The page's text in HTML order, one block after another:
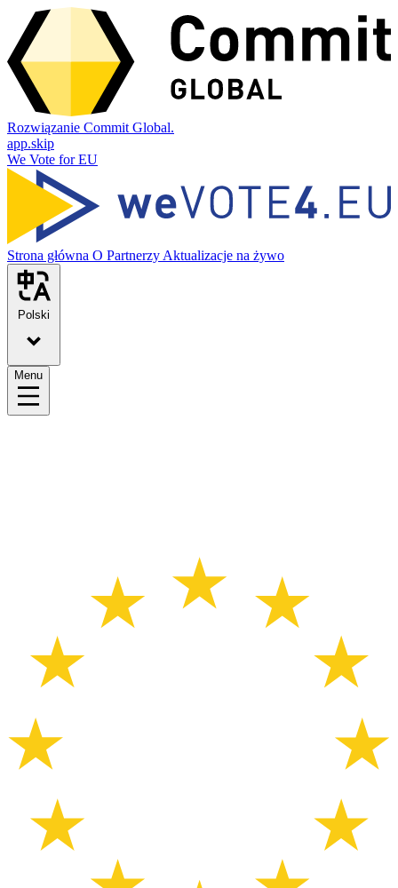
Rozwiązanie Commit Global.
app.skip
We Vote for EU
Strona główna O Partnerzy Aktualizacje na żywo
Polski
Menu